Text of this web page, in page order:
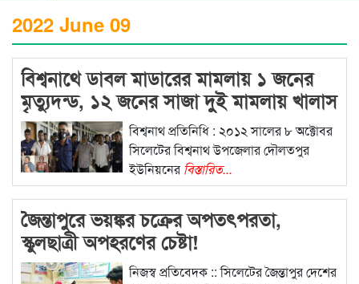
2022 June 09
বিশ্বনাথে ডাবল মাডারের মামলায় ১ জনের
মৃত্যুদন্ড, ১২ জনের সাজা দুই মামলায় খালাস
পেলেন ৪২ জন বিশ্বনাথ প্রতিনিধি : ২০১২ সালের ৮ অক্টোবর
সিলেটের বিশ্বনাথ উপজেলার দৌলতপুর
ইউনিয়নের বিস্তারিত...
জৈন্তাপুরে ভয়ঙ্কর চক্রের অপতৎপরতা,
স্কুলছাত্রী অপহরণের চেষ্টা!
নিজস্ব প্রতিবেদক :: সিলেটের জৈন্তাপুর দেশের